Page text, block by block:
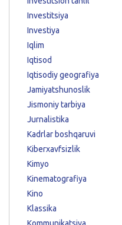
Investitsiya
Investiya
Iqlim
Iqtisod
Iqtisodiy geografiya
Jamiyatshunoslik
Jismoniy tarbiya
Jurnalistika
Kadrlar boshqaruvi
Kiberxavfsizlik
Kimyo
Kinematografiya
Kino
Klassika